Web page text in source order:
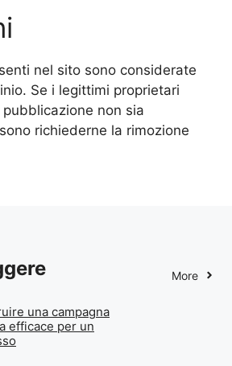
nel sito sono considerate
Se i legittimi proprietari
non sia
richiederne la rimozione
More
una campagna
efficace per un